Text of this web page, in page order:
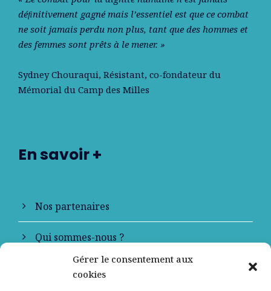
Gérer le consentement aux
cookies
déﬁnitivement gagné mais l’essentiel est que ce combat
ne soit jamais perdu non plus, tant que des hommes et
des femmes sont prêts à le mener. »
Sydney Chouraqui, Résistant, co-fondateur du
Mémorial du Camp des Milles
En savoir +
Nos partenaires
Qui sommes-nous ?
Contactez-nous